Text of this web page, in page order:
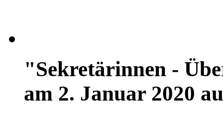
"Sekretärinnen -
am 2. Januar 2020